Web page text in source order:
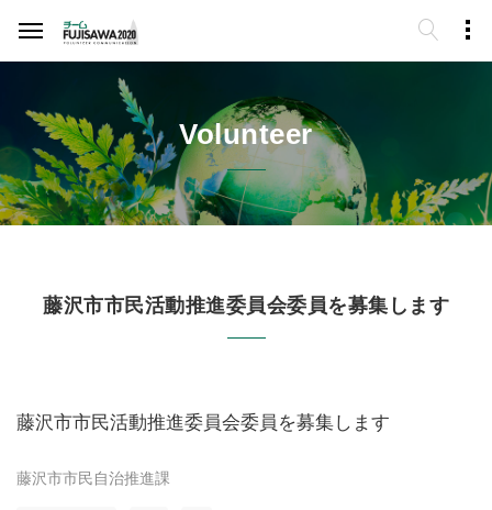
Volunteer
藤沢市市民活動推進委員会委員を募集します
藤沢市市民活動推進委員会委員を募集します
藤沢市市民自治推進課